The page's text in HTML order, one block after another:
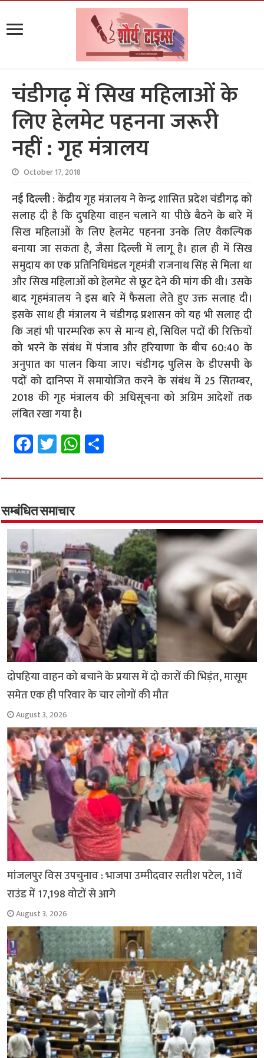
चंडीगढ़ में सिख महिलाओं के
लिए हेलमेट पहनना जरूरी
नहीं : गृह मंत्रालय
October 17, 2018
नई दिल्ली :केंद्रीय गृह मंत्रालय ने केन्द्र शासित प्रदेश चंडीगढ़ को
सलाह दी है कि दुपहिया वाहन चलाने या पीछे बैठने के बारे में
सिख महिलाओं के लिए हेलमेट पहनना उनके लिए वैकल्पिक
बनाया जा सकता है, जैसा दिल्ली में लागू है। हाल ही में सिख
समुदाय का एक प्रतिनिधिमंडल गृहमंत्री राजनाथ सिंह से मिला था
और सिख महिलाओं को हेलमेट से छूट देने की मांग की थी। उसके
बाद गृहमंत्रालय ने इस बारे में फैसला लेते हुए उक्त सलाह दी।
इसके साथ ही मंत्रालय ने चंडीगढ़ प्रशासन को यह भी सलाह दी
कि जहां भी पारम्परिक रूप से मान्य हो, सिविल पदों की रिक्तियों
को भरने के संबंध में पंजाब और हरियाणा के बीच 60:40 के
अनुपात का पालन किया जाए। चंडीगढ़ पुलिस के डीएसपी के
पदों को दानिप्स में समायोजित करने के संबंध में 25 सितम्बर,
2018 की गृह मंत्रालय की अधिसूचना को अग्रिम आदेशों तक
लंबित रखा गया है।
Fa
ce
b
o
o
k
T
wi
tt
er
W
h
at
p
p
ar
सम्बंधित समाचार
दोपहिया वाहन को बचाने के प्रयास में दो कारों की भिड़ंत, मासूम
समेत एक ही परिवार के चार लोगों की मौत
August 3, 2026
मांजलपुर विस उपचुनाव : भाजपा उम्मीदवार सतीश पटेल, 11वें
राउंड में 17,198 वोटों से आगे
August 3, 2026